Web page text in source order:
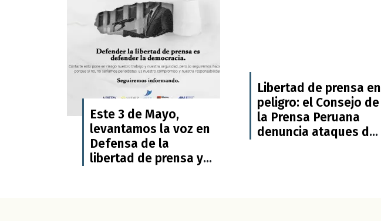
Este 3 de Mayo,
levantamos la voz en
Defensa de la
libertad de prensa y
Libertad de prensa en
peligro: el Consejo de
la Prensa Peruana
denuncia ataques del